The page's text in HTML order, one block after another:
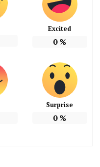
Excited
0%
Surprise
0%